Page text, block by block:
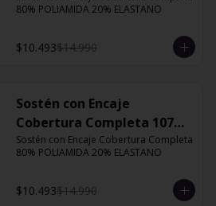
80% POLIAMIDA 20% ELASTANO
$10.493$14.990
Sostén con Encaje
Cobertura Completa 10760
Orquidea
Sostén con Encaje Cobertura Completa
80% POLIAMIDA 20% ELASTANO
$10.493$14.990